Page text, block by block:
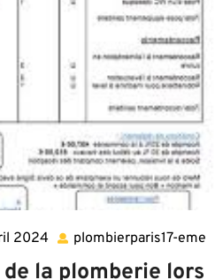
2024 22
avril
plombierparis17-eme
la plomberie lors